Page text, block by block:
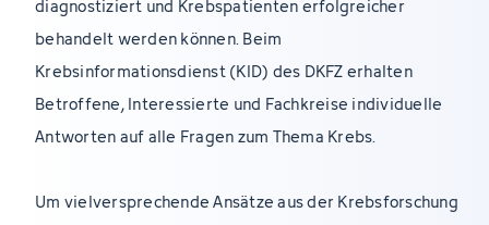
diagnostiziert und Krebspatienten erfolgreicher
behandelt werden können. Beim
Krebsinformationsdienst (KID) des DKFZ erhalten
Betroffene, Interessierte und Fachkreise individuelle
Antworten auf alle Fragen zum Thema Krebs.
Um vielversprechende Ansätze aus der Krebsforschung